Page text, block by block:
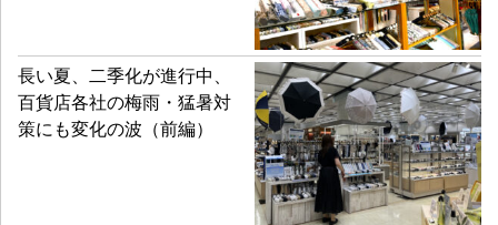
長い夏、二季化が進行中、
百貨店各社の梅雨・猛暑対
策にも変化の波（前編）